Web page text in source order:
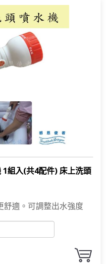
組入(共4配件) 床上洗頭
舒適。可調整出水強度